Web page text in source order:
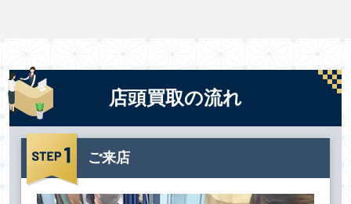
店頭買取の流れ
ご来店